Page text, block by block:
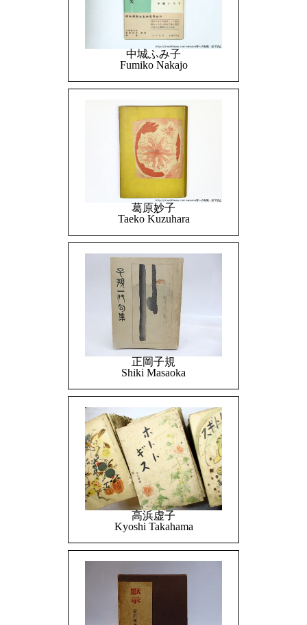
中城ふみ子
Fumiko Nakajo
葛原妙子
Taeko Kuzuhara
正岡子規
Shiki Masaoka
高浜虚子
Kyoshi Takahama